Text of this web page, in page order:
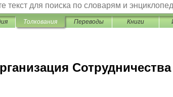
Толкования Переводы Книги
Сотрудничества